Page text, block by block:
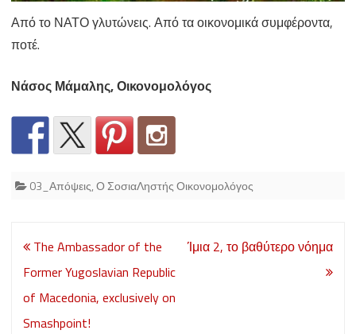
Από το ΝΑΤΟ γλυτώνεις. Από τα οικονομικά συμφέροντα,
ποτέ.
Νάσος Μάμαλης, Οικονομολόγος
03_Απόψεις,Ο ΣοσιαΛηστής Οικονομολόγος
Post
navigation
The Ambassador of the
Former Yugoslavian Republic
of Macedonia, exclusively on
Smashpoint!
Ίμια 2, το βαθύτερο νόημα